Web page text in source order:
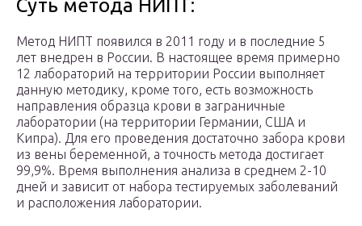
Суть метода НИПТ:
Метод НИПТ появился в 2011 году и в последние 5
лет внедрен в России. В настоящее время примерно
12 лабораторий на территории России выполняет
данную методику, кроме того, есть возможность
направления образца крови в заграничные
лаборатории (на территории Германии, США и
Кипра). Для его проведения достаточно забора крови
из вены беременной, а точность метода достигает
99,9%. Время выполнения анализа в среднем 2-10
дней и зависит от набора тестируемых заболеваний
и расположения лаборатории.